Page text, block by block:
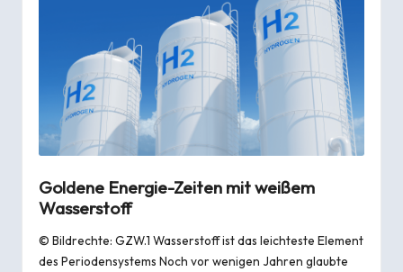
r
Goldene Energie-Zeiten mit weißem
Wasserstoff
© Bildrechte: GZW.1 Wasserstoff ist das leichteste Element
des Periodensystems Noch vor wenigen Jahren glaubte